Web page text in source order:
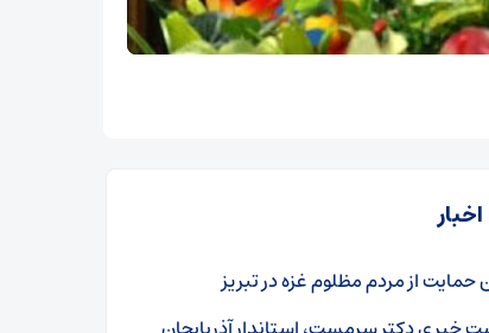
از مردم مظلوم غزه در تبریز